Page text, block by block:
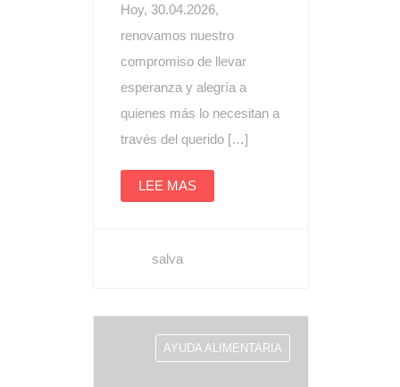
Hoy, 30.04.2026,
renovamos nuestro
compromiso de llevar
esperanza y alegría a
quienes más lo necesitan a
través del querido […]
LEE MAS
salva
AYUDA ALIMENTARIA